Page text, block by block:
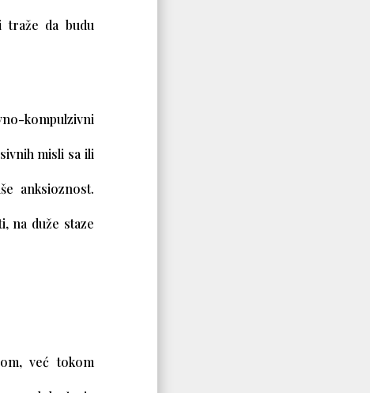
traže da budu
kompulzivni
misli sa ili
anksioznost.
na duže staze
već tokom